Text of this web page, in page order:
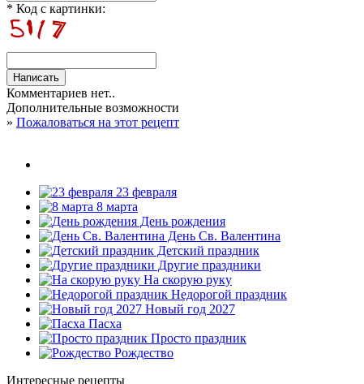
* Код с картинки:
Комментариев нет..
Дополнительные возможности
» Пожаловаться на этот рецепт
23 февраля
8 марта
День рождения
День Св. Валентина
Детский праздник
Другие праздники
На скорую руку
Недорогой праздник
Новый год 2027
Пасха
Просто праздник
Рождество
Интересные рецепты